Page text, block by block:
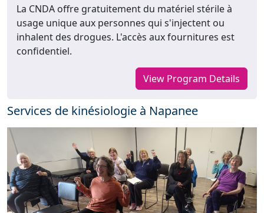
La CNDA offre gratuitement du matériel stérile à
usage unique aux personnes qui s'injectent ou
inhalent des drogues. L'accès aux fournitures est
confidentiel.
View Program Details
Services de kinésiologie à Napanee